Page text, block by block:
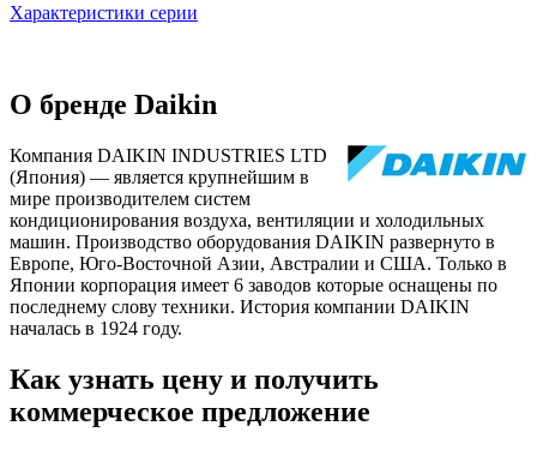
Характеристики серии
О бренде Daikin
Компания DAIKIN INDUSTRIES LTD
(Япония) — является крупнейшим в
мире производителем систем
кондиционирования воздуха, вентиляции и холодильных
машин. Производство оборудования DAIKIN развернуто в
Европе, Юго-Восточной Азии, Австралии и США. Только в
Японии корпорация имеет 6 заводов которые оснащены по
последнему слову техники. История компании DAIKIN
началась в 1924 году.
Как узнать цену и получить
коммерческое предложение